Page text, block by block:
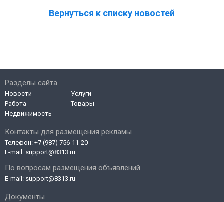
Вернуться к списку новостей
Контакты для размещения рекламы
Телефон: +7 (987) 756-11-20
E-mail: support@8313.ru
По вопросам размещения объявлений
E-mail: support@8313.ru
Документы
Разделы сайта
Новости
Работа
Недвижимость
Услуги
Товары